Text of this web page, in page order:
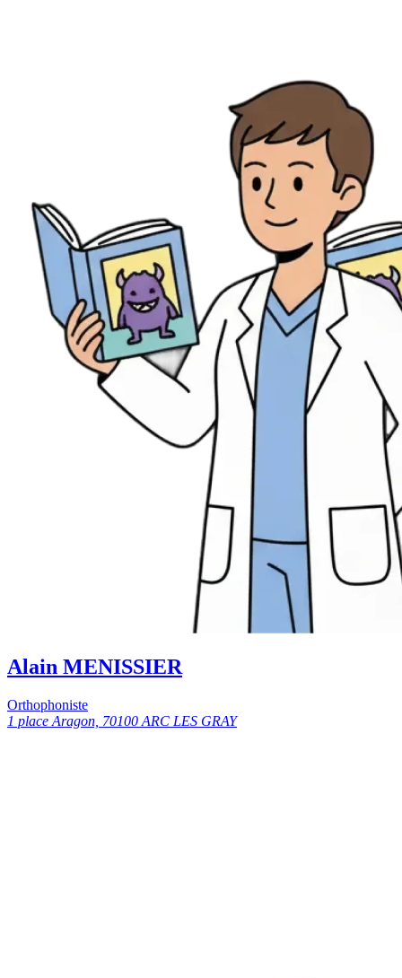
Alain MENISSIER
Orthophoniste
1 place Aragon, 70100 ARC LES GRAY